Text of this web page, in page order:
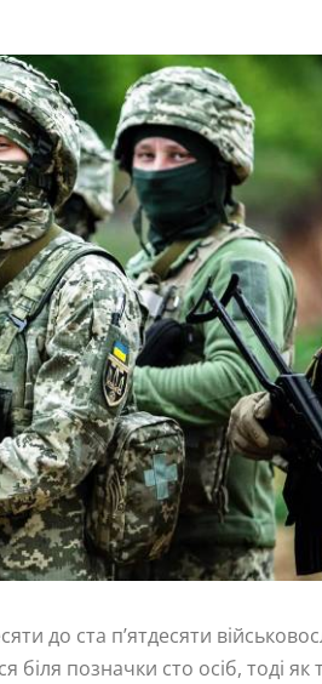
до ста п’ятдесяти
позначки сто осіб, тоді як